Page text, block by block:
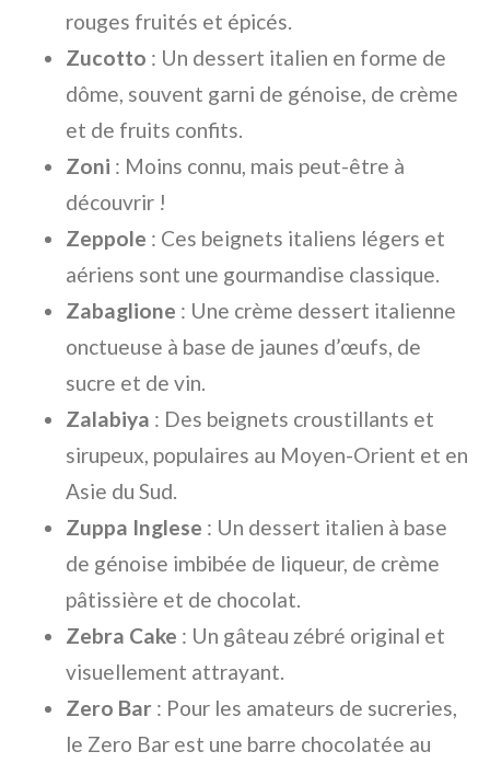
rouges fruités et épicés.
Zucotto : Un dessert italien en forme de
dôme, souvent garni de génoise, de crème
et de fruits confits.
Zoni : Moins connu, mais peut-être à
découvrir !
Zeppole : Ces beignets italiens légers et
aériens sont une gourmandise classique.
Zabaglione : Une crème dessert italienne
onctueuse à base de jaunes d’œufs, de
sucre et de vin.
Zalabiya : Des beignets croustillants et
sirupeux, populaires au Moyen-Orient et en
Asie du Sud.
Zuppa Inglese : Un dessert italien à base
de génoise imbibée de liqueur, de crème
pâtissière et de chocolat.
Zebra Cake : Un gâteau zébré original et
visuellement attrayant.
Zero Bar : Pour les amateurs de sucreries,
le Zero Bar est une barre chocolatée au